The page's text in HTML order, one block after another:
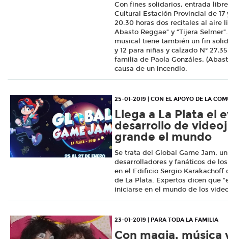
Con fines solidarios, entrada
Cultural Estación Provincial de 17
20.30 horas dos recitales al aire
Abasto Reggae” y “Tijera
musical tiene también un fin
y 12 para niñas y calzado N°
familia de Paola Gonzáles,
causa de un incendio.
25-01-2019 | CON EL APOYO DE LA
Llega a La Plata el
desarrollo de
grande el mundo
Se trata del Global Game Jam,
desarrolladores y fanáticos de
en el Edificio Sergio Karakachoff
de La Plata. Expertos dicen que
iniciarse en el mundo de los
23-01-2019 | PARA TODA LA FAMILIA
Con magia, música